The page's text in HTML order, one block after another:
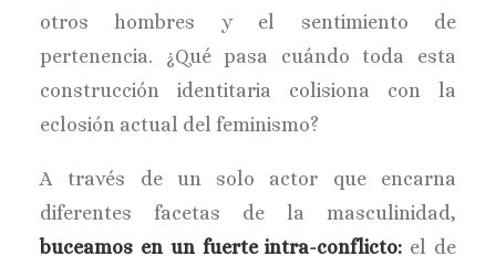
otros hombres y el sentimiento de
pertenencia. ¿Qué pasa cuándo toda esta
construcción identitaria colisiona con la
eclosión actual del feminismo?
A través de un solo actor que encarna
diferentes facetas de la masculinidad,
buceamos en un fuerte intra-conflicto: el de